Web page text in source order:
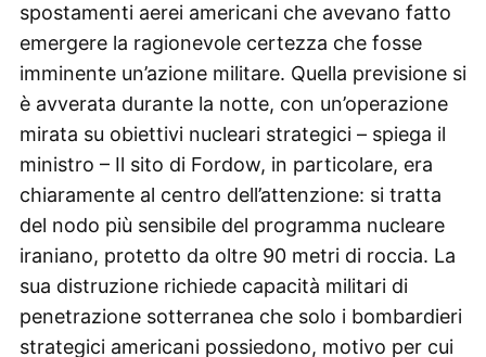
spostamenti aerei americani che avevano fatto
emergere la ragionevole certezza che fosse
imminente un’azione militare. Quella previsione si
è avverata durante la notte, con un’operazione
mirata su obiettivi nucleari strategici – spiega il
ministro – Il sito di Fordow, in particolare, era
chiaramente al centro dell’attenzione: si tratta
del nodo più sensibile del programma nucleare
iraniano, protetto da oltre 90 metri di roccia. La
sua distruzione richiede capacità militari di
penetrazione sotterranea che solo i bombardieri
strategici americani possiedono, motivo per cui